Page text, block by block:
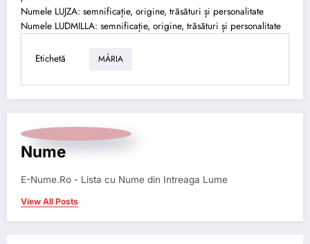
Numele LUJZA: semnificație, origine, trăsături și personalitate
Numele LUDMILLA: semnificație, origine, trăsături și personalitate
Etichetă MÁRIA
Nume
E-Nume.Ro - Lista cu Nume din Intreaga Lume
View All Posts